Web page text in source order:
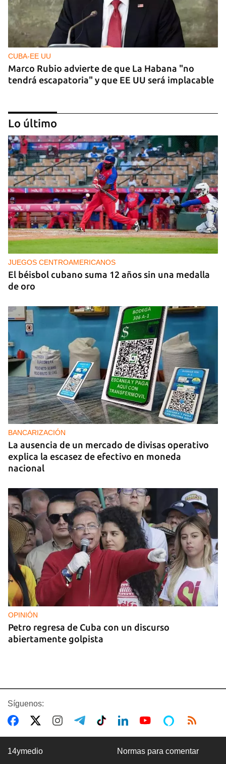
CUBA-EE UU
Marco Rubio advierte de que La Habana "no
tendrá escapatoria" y que EE UU será implacable
PODCAST
Cafecito informativo del viernes 7 de agosto de
2026
Lo último
JUEGOS CENTROAMERICANOS
El béisbol cubano suma 12 años sin una medalla
de oro
BANCARIZACIÓN
La ausencia de un mercado de divisas operativo
explica la escasez de efectivo en moneda
nacional
OPINIÓN
Petro regresa de Cuba con un discurso
abiertamente golpista
Síguenos:
14ymedio Normas para comentar